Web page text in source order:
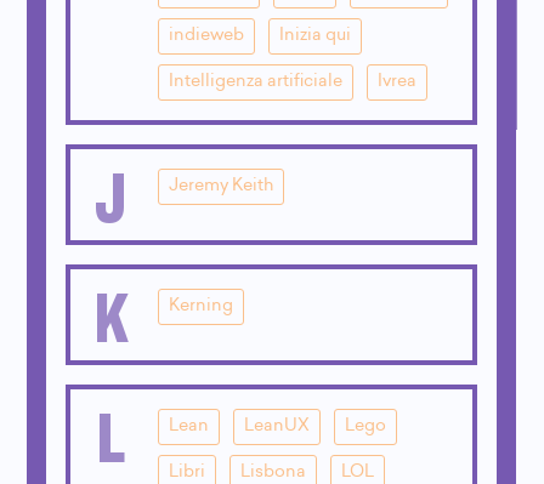
indieweb Inizia qui
Intelligenza artificiale Ivrea
J Jeremy Keith
K Kerning
L Lean LeanUX Lego
Libri Lisbona LOL